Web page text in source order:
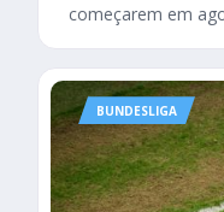
começarem em
BUNDESLIGA